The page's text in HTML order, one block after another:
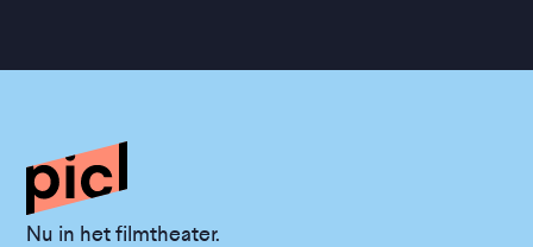
Nu in het filmtheater.